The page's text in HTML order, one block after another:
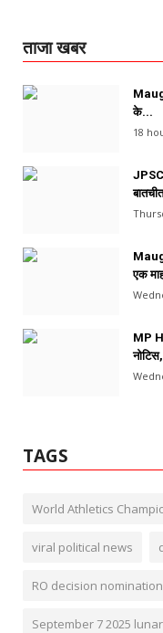
ताजा खबर
के...
18
JPSC
एक
MP
TAGS
World Athletics
viral political news
RO decision nomination
September 7 2025